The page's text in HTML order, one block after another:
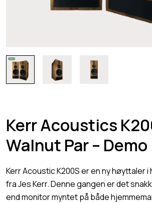
Kerr Acoustics
Walnut Par – Demo
Kerr Acoustic K200S er en ny høyttaler
fra Jes Kerr. Denne gangen er det
end monitor myntet på både